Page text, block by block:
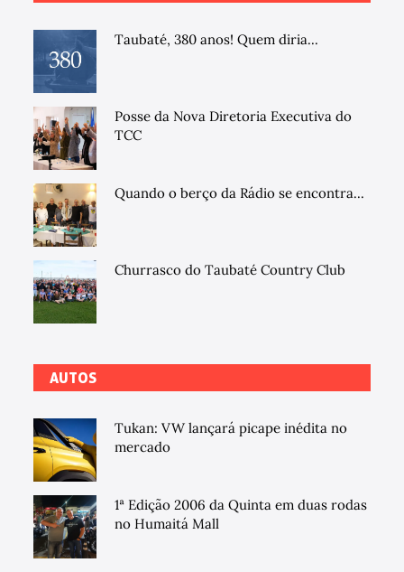
Taubaté, 380 anos! Quem diria...
Posse da Nova Diretoria Executiva do
TCC
Quando o berço da Rádio se encontra...
Churrasco do Taubaté Country Club
AUTOS
Tukan: VW lançará picape inédita no
mercado
1ª Edição 2006 da Quinta em duas rodas
no Humaitá Mall